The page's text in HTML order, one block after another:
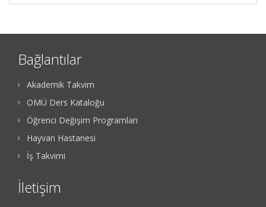
Bağlantılar
Akademik Takvim
OMÜ Ders Kataloğu
Öğrenci Değişim Programları
Hayvan Hastanesi
İş Takvimi
İletişim